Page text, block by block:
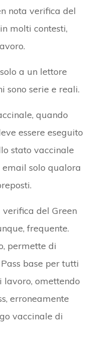
nota verifica del
molti contesti,
a un lettore
sono serie e reali.
quando
essere eseguito
stato vaccinale
solo qualora
del Green
frequente.
permette di
base per tutti
omettendo
erroneamente
vaccinale di